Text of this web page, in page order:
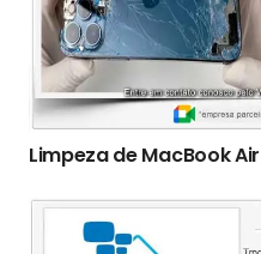
Limpeza de MacBook